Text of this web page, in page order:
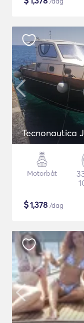
Tecnonautica
Motorbåt
$1,378 /dag